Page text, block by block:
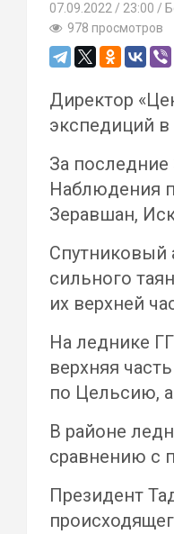
07.09.2022 23:00 /
978 просмотров
Директор
экспедиций в
За последние
Наблюдения
Зеравшан,
Спутниковый
сильного
их верхней
На леднике
верхняя
по Цельсию,
В районе
сравнению с
Президент